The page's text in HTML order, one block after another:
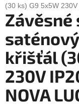
(30 ks) G9 5x5W
Závěsné
křišťál
230V
NOVA